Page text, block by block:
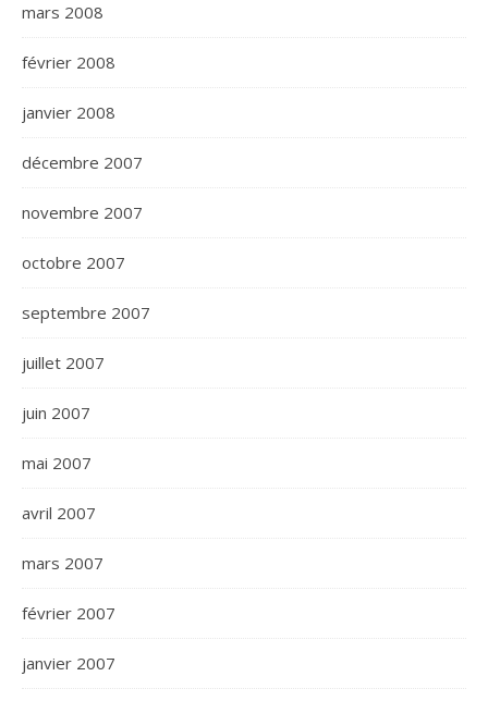
mars 2008
février 2008
janvier 2008
décembre 2007
novembre 2007
octobre 2007
septembre 2007
juillet 2007
juin 2007
mai 2007
avril 2007
mars 2007
février 2007
janvier 2007